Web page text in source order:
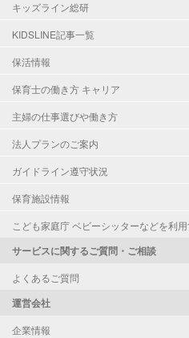
キッズライン総研
KIDSLINE記事一覧
保活情報
保育士の働き方 キャリア
主婦の仕事選びや働き方
法人プランのご案内
ガイドライン遵守状況
保育施設情報
こども家庭庁 ベビーシッターなどを利
サービスに関するご質問・ご相談
よくあるご質問
運営会社
企業情報